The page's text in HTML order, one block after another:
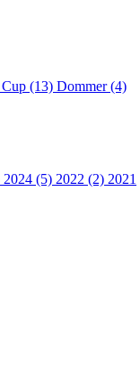
Cup (13) Dommer (4)
2024 (5) 2022 (2) 2021